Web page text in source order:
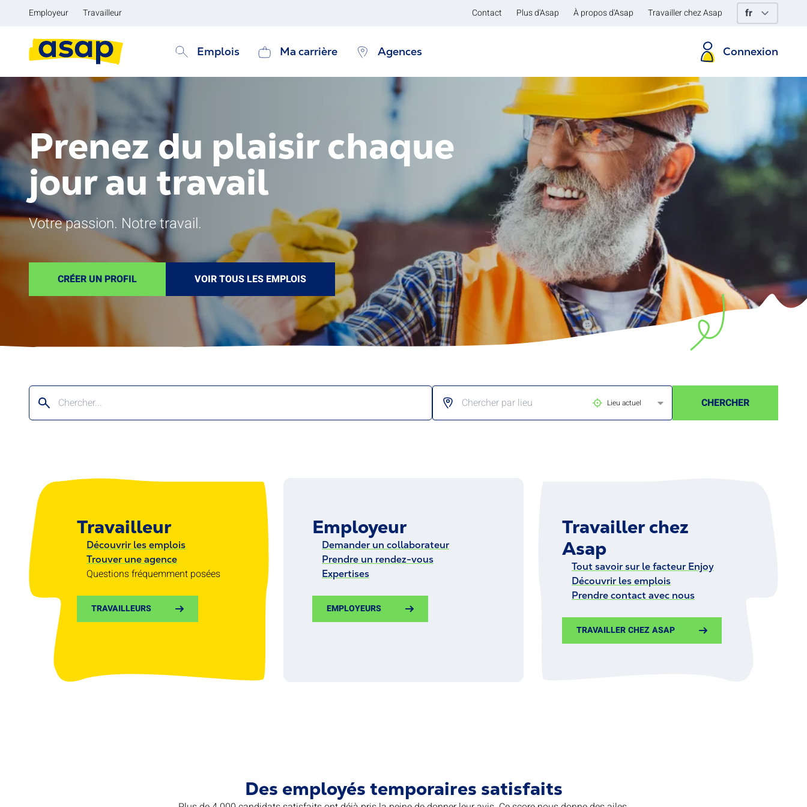
Employeur Travailleur Contact Plus d'Asap À propos d'Asap Travailler chez Asap
Emplois Ma carrière Agences Connexion
Prenez du plaisir chaque
jour au travail
Votre passion. Notre travail.
CRÉER UN PROFIL VOIR TOUS LES EMPLOIS
Chercher par lieu Lieu actuel CHERCHER
Travailleur
Découvrir les emplois
Trouver une agence
Questions fréquemment posées
TRAVAILLEURS
Employeur
Demander un collaborateur
Prendre un rendez-vous
Expertises
EMPLOYEURS
Travailler chez
Asap
Tout savoir sur le facteur Enjoy
Découvrir les emplois
Prendre contact avec nous
TRAVAILLER CHEZ ASAP
Des employés temporaires satisfaits